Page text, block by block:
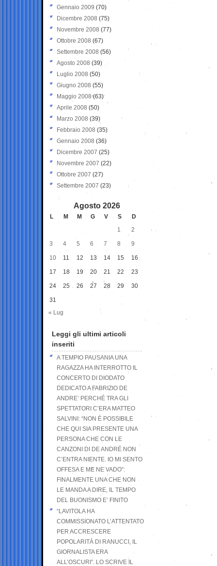
Gennaio 2009 (70)
Dicembre 2008 (75)
Novembre 2008 (77)
Ottobre 2008 (67)
Settembre 2008 (56)
Agosto 2008 (39)
Luglio 2008 (50)
Giugno 2008 (55)
Maggio 2008(63)
Aprile 2008 (50)
Marzo 2008 (39)
Febbraio 2008 (35)
Gennaio 2008 (36)
Dicembre 2007 (25)
Novembre 2007 (22)
Ottobre 2007 (27)
Settembre 2007 (23)
Agosto 2026
L M M G V S
D
1
2
3 4 5 6 7 8 9
10 11 12 13 14 15 16
17 18 19 20 21 22 23
24 25 26 27 28 29 30
31
« Lug
Leggi gli ultimi articoli
inseriti
A TEMPIO PAUSANIA UNA
RAGAZZA HA INTERROTTO IL
CONCERTO DI DIODATO
DEDICATO A FABRIZIO DE
ANDRE’ PERCHÉ TRA GLI
SPETTATORI C’ERA MATTEO
SALVINI: “NON È POSSIBILE
CHE QUI SIA PRESENTE UNA
PERSONA CHE CON LE
CANZONI DI DE ANDRÉ NON
C’ENTRA NIENTE. IO MI SENTO
OFFESA E ME NE VADO”:
FINALMENTE UNA CHE NON
LE MANDA A DIRE, IL TEMPO
DEL BUONISMO E’ FINITO
“LAVITOLA HA
COMMISSIONATO L’ATTENTATO
PER ACCRESCERE
POPOLARITÀ DI RANUCCI, IL
GIORNALISTA ERA
ALL’OSCURI”. LO SCRIVE IL